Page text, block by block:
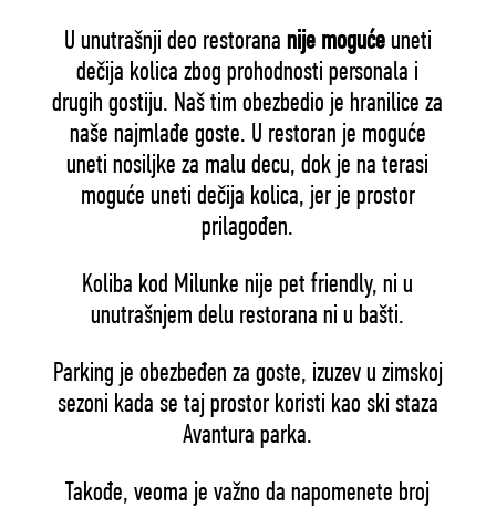
U unutrašnji deo restorana nije mogućeuneti
dečija kolica zbog prohodnosti personala i
drugih gostiju. Naš tim obezbedio je hranilice za
naše najmlađe goste. U restoran je moguće
uneti nosiljke za malu decu, dok je na terasi
moguće uneti dečija kolica, jer je prostor
prilagođen.
Koliba kod Milunke nije pet friendly, ni u
unutrašnjem delu restorana ni u bašti.
Parking je obezbeđen za goste, izuzev u zimskoj
sezoni kada se taj prostor koristi kao ski staza
Avantura parka.
Takođe, veoma je važno da napomenete broj